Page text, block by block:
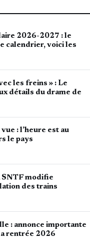
2026-2027 : le
calendrier, voici les
les freins » : Le
détails du drame de
: l’heure est au
le pays
SNTF modifie
des trains
: annonce importante
rentrée 2026